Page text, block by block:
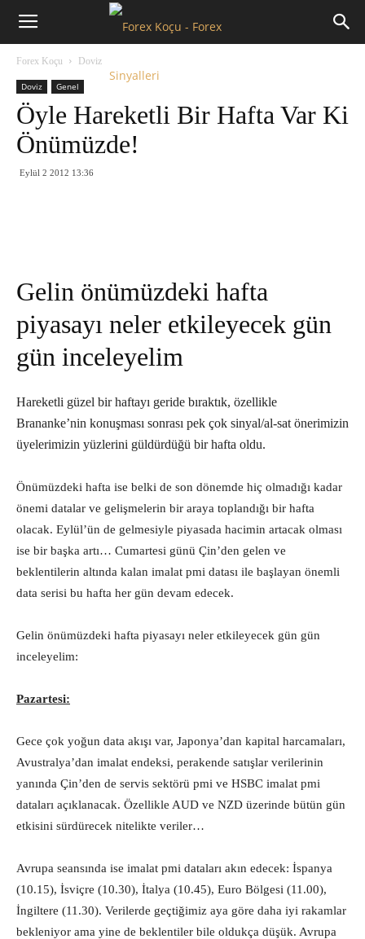
Forex
Forex Koçu Doviz
Doviz Genel
Öyle Hareketli Bir Hafta Var Ki
Önümüzde!
Eylül 2 2012 13:36
Gelin önümüzdeki hafta
piyasayı neler etkileyecek gün
gün inceleyelim
Hareketli güzel bir haftayı geride bıraktık, özellikle
Brananke’nin konuşması sonrası pek çok sinyal/al-sat önerimizin
üyelerimizin yüzlerini güldürdüğü bir hafta oldu.
Önümüzdeki hafta ise belki de son dönemde hiç olmadığı kadar
önemi datalar ve gelişmelerin bir araya toplandığı bir hafta
olacak. Eylül’ün de gelmesiyle piyasada hacimin artacak olması
ise bir başka artı… Cumartesi günü Çin’den gelen ve
beklentilerin altında kalan imalat pmi datası ile başlayan önemli
data serisi bu hafta her gün devam edecek.
Gelin önümüzdeki hafta piyasayı neler etkileyecek gün gün
inceleyelim:
Pazartesi:
Gece çok yoğun data akışı var, Japonya’dan kapital harcamaları,
Avustralya’dan imalat endeksi, perakende satışlar verilerinin
yanında Çin’den de servis sektörü pmi ve HSBC imalat pmi
dataları açıklanacak. Özellikle AUD ve NZD üzerinde bütün gün
etkisini sürdürecek nitelikte veriler…
Avrupa seansında ise imalat pmi dataları akın edecek: İspanya
(10.15), İsviçre (10.30), İtalya (10.45), Euro Bölgesi (11.00),
İngiltere (11.30). Verilerde geçtiğimiz aya göre daha iyi rakamlar
bekleniyor ama yine de beklentiler bile oldukça düşük. Avrupa